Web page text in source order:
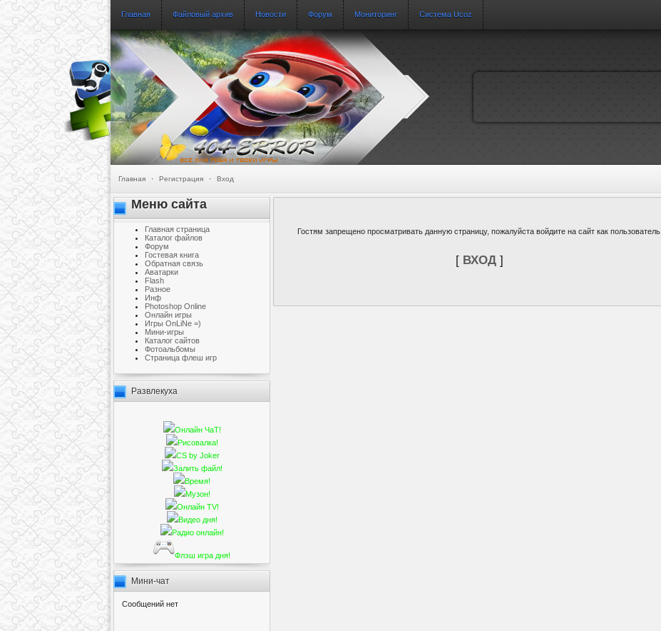
Главная Файловый архив Новости Форум Мониторинг Система Ucoz
Главная · Регистрация · Вход
Меню сайта
Главная страница
Каталог файлов
Форум
Гостевая книга
Обратная связь
Аватарки
Flash
Разное
Инф
Photoshop Online
Онлайн игры
Игры OnLiNe =)
Мини-игры
Каталог сайтов
Фотоальбомы
Cтраница флеш игр
Развлекуха
Онлайн ЧаТ!
Рисовалка!
CS by Joker
Залить файл!
Время!
Музон!
Онлайн TV!
Видео дня!
Радио онлайн!
Флэш игра дня!
Мини-чат
Гостям запрещено просматривать данную страницу, пожалуйста войдите на сайт как пользователь.
[ ВХОД ]